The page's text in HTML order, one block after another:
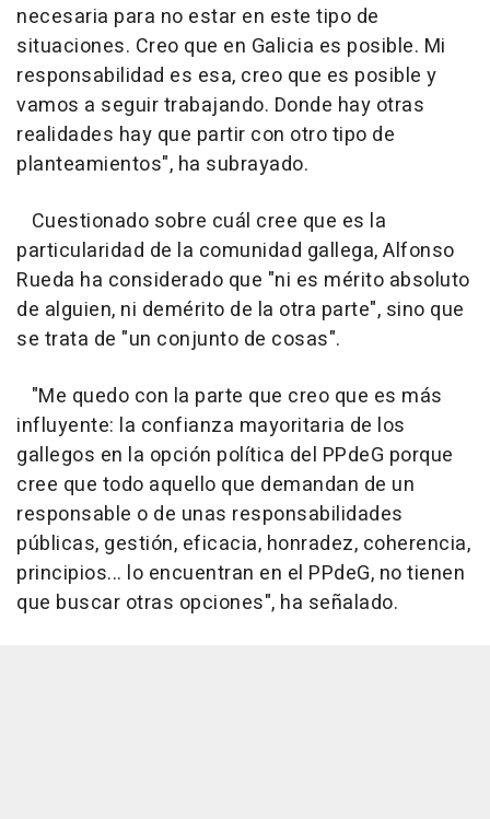
necesaria para no estar en este tipo de
situaciones. Creo que en Galicia es posible. Mi
responsabilidad es esa, creo que es posible y
vamos a seguir trabajando. Donde hay otras
realidades hay que partir con otro tipo de
planteamientos", ha subrayado.
Cuestionado sobre cuál cree que es la
particularidad de la comunidad gallega, Alfonso
Rueda ha considerado que "ni es mérito absoluto
de alguien, ni demérito de la otra parte", sino que
se trata de "un conjunto de cosas".
"Me quedo con la parte que creo que es más
influyente: la confianza mayoritaria de los
gallegos en la opción política del PPdeG porque
cree que todo aquello que demandan de un
responsable o de unas responsabilidades
públicas, gestión, eficacia, honradez, coherencia,
principios... lo encuentran en el PPdeG, no tienen
que buscar otras opciones", ha señalado.